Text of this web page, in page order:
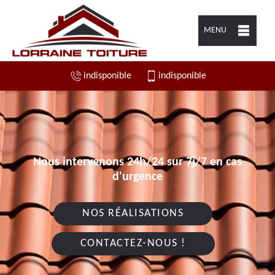
MENU
indisponible indisponible
Nous intervenons 24h/24 sur 7j/7 en cas
d'urgence
NOS RÉALISATIONS
CONTACTEZ-NOUS !